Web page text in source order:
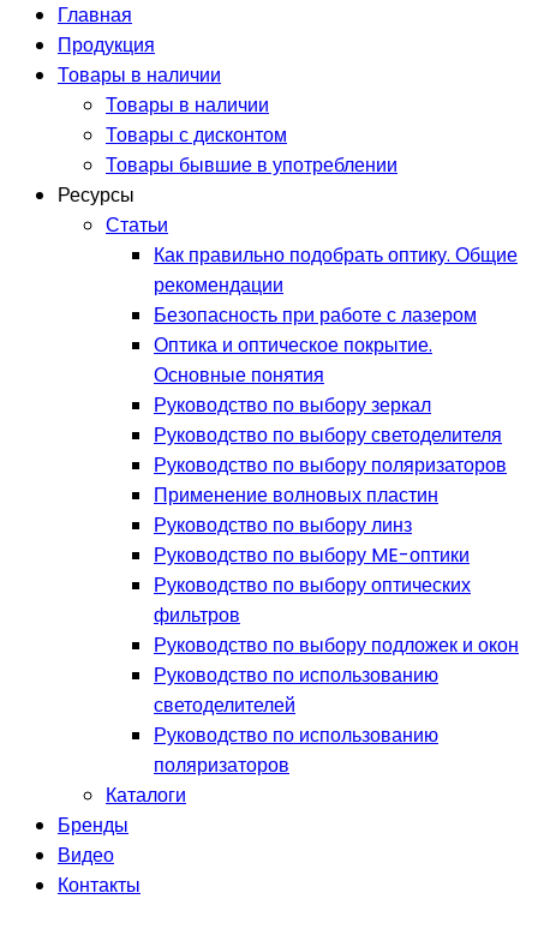
Главная
Продукция
Товары в наличии
Товары в наличии
Товары с дисконтом
Товары бывшие в употреблении
Ресурсы
Статьи
Как правильно подобрать оптику. Общие
рекомендации
Безопасность при работе с лазером
Оптика и оптическое покрытие.
Основные понятия
Руководство по выбору зеркал
Руководство по выбору светоделителя
Руководство по выбору поляризаторов
Применение волновых пластин
Руководство по выбору линз
Руководство по выбору ME-оптики
Руководство по выбору оптических
фильтров
Руководство по выбору подложек и окон
Руководство по использованию
светоделителей
Руководство по использованию
поляризаторов
Каталоги
Бренды
Видео
Контакты